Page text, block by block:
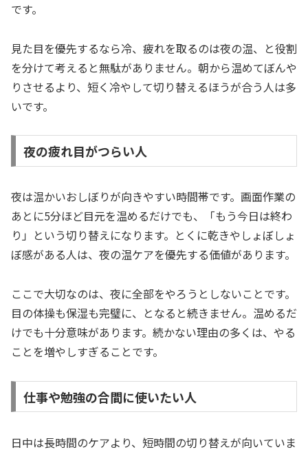
です。
見た目を優先するなら冷、疲れを取るのは夜の温、と役割
を分けて考えると無駄がありません。朝から温めてぼんや
りさせるより、短く冷やして切り替えるほうが合う人は多
いです。
夜の疲れ目がつらい人
夜は温かいおしぼりが向きやすい時間帯です。画面作業の
あとに5分ほど目元を温めるだけでも、「もう今日は終わ
り」という切り替えになります。とくに乾きやしょぼしょ
ぼ感がある人は、夜の温ケアを優先する価値があります。
ここで大切なのは、夜に全部をやろうとしないことです。
目の体操も保湿も完璧に、となると続きません。温めるだ
けでも十分意味があります。続かない理由の多くは、やる
ことを増やしすぎることです。
仕事や勉強の合間に使いたい人
日中は長時間のケアより、短時間の切り替えが向いていま